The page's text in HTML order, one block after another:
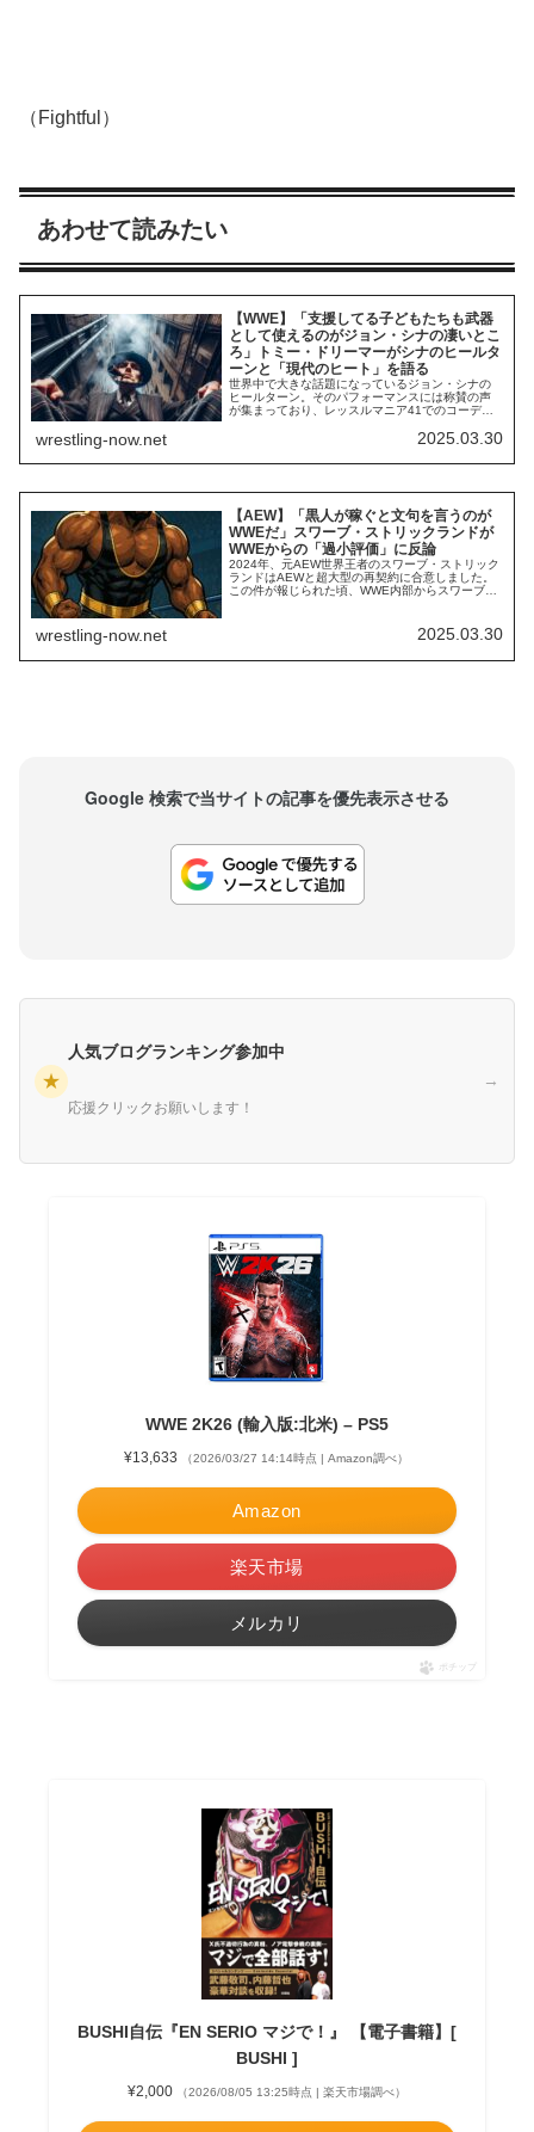
（Fightful）
あわせて読みたい
【WWE】「支援してる子どもたちも武器
として使えるのがジョン・シナの凄いとこ
ろ」トミー・ドリーマーがシナのヒールタ
ーンと「現代のヒート」を語る
世界中で大きな話題になっているジョン・シナの
ヒールターン。そのパフォーマンスには称賛の声
が集まっており、レッスルマニア41でのコーデ
を見せていくことになりそうです。シナは
ジョンソン）と結託し、コーディにローブロー。
wrestling-now.net 2025.03.30
【AEW】「黒人が稼ぐと文句を言うのが
WWEだ」スワーブ・ストリックランドが
WWEからの「過小評価」に反論
2024年、元AEW世界王者のスワーブ・ストリック
ランドはAEWと超大型の再契約に合意しました。
この件が報じられた頃、WWE内部からスワーブへ
の金額は不明ですが、「WWEが考えるスワーブの
市場価値を遥かに上回る金額」だと報じられまし
wrestling-now.net 2025.03.30
Google 検索で当サイトの記事を優先表示させる
★
人気ブログランキング参加中
応援クリックお願いします！
→
WWE 2K26 (輸入版:北米) – PS5
¥13,633 （2026/03/27 14:14時点 | Amazon調べ）
Amazon
楽天市場
メルカリ
ポチップ
BUSHI自伝『EN SERIO マジで！』 【電子書籍】[
BUSHI ]
¥2,000 （2026/08/05 13:25時点 | 楽天市場調べ）